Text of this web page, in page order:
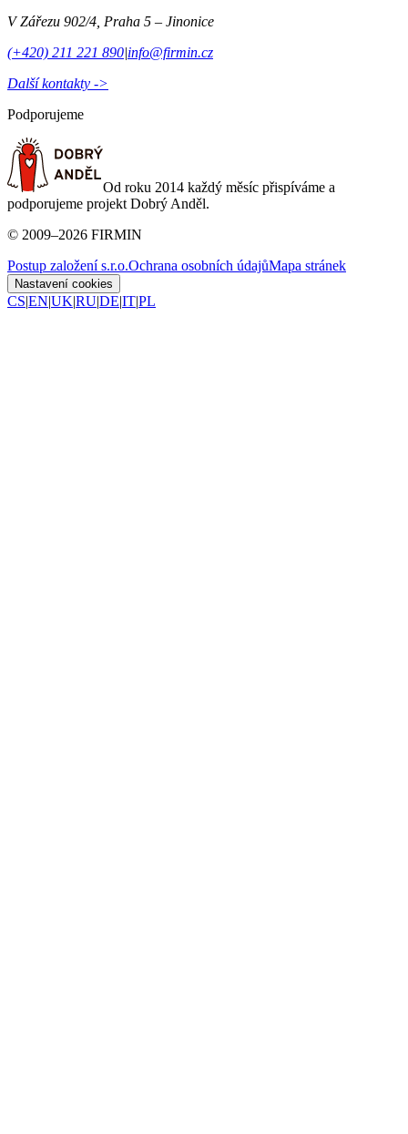
V Zářezu 902/4 Praha 5 – Jinonice
(+420) 211 221 890|info@firmin.cz
Další kontakty ->
Podporujeme
Od roku 2014 každý měsíc přispíváme a
podporujeme projekt Dobrý Anděl.
© 2009–2026 FIRMIN
Postup založení s.r.o.Ochrana osobních údajůMapa stránek
Nastavení cookies
CS|EN|UK|RU|DE|IT|PL